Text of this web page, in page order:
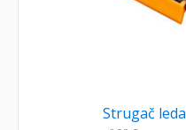
Strugač